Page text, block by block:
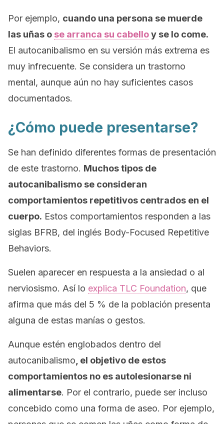
Por ejemplo, cuando una persona se muerde
las uñas o se arranca su cabelloy se lo come.
El autocanibalismo en su versión más extrema es
muy infrecuente. Se considera un trastorno
mental, aunque aún no hay suficientes casos
documentados.
¿Cómo puede presentarse?
Se han definido diferentes formas de presentación
de este trastorno. Muchos tipos de
autocanibalismo se consideran
comportamientos repetitivos centrados en el
cuerpo. Estos comportamientos responden a las
siglas BFRB, del inglés Body-Focused Repetitive
Behaviors.
Suelen aparecer en respuesta a la ansiedad o al
nerviosismo. Así lo explica TLC Foundation, que
afirma que más del 5 % de la población presenta
alguna de estas manías o gestos.
Aunque estén englobados dentro del
autocanibalismo , el objetivo de estos
comportamientos no es autolesionarse ni
alimentarse. Por el contrario, puede ser incluso
concebido como una forma de aseo. Por ejemplo,